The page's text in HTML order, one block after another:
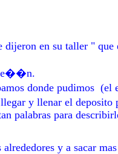
en su taller " que
pe��n.
donde pudimos
y llenar el
palabras para
y a sacar